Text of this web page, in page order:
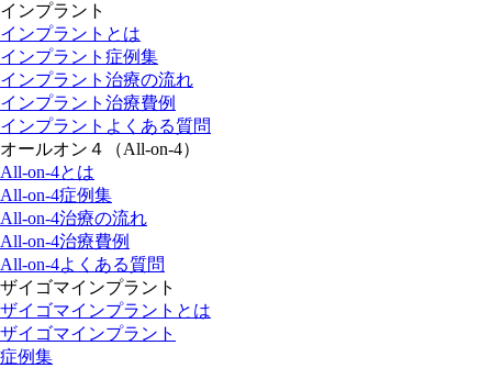
インプラント
インプラントとは
インプラント症例集
インプラント治療の流れ
インプラント治療費例
インプラントよくある質問
オールオン４（All-on-4）
All-on-4とは
All-on-4症例集
All-on-4治療の流れ
All-on-4治療費例
All-on-4よくある質問
ザイゴマインプラント
ザイゴマインプラントとは
ザイゴマインプラント
症例集